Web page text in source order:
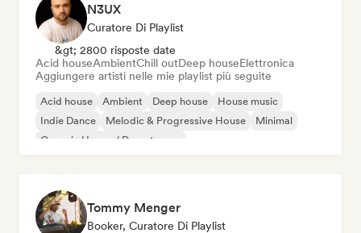
N3UX
Curatore Di Playlist
&gt; 2800 risposte date
Acid houseAmbientChill outDeep houseElettronica
Aggiungere artisti nelle mie playlist più seguite
Acid house Ambient Deep house
House music
Indie Dance
Melodic & Progressive House
Minimal
Organic House / Downtempo
Tommy Menger
Booker, Curatore Di Playlist